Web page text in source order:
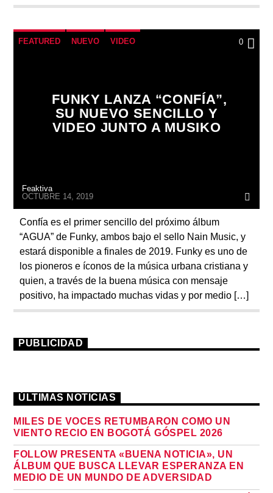
FEATURED NUEVO VIDEO 0
FUNKY LANZA “CONFÍA”,
SU NUEVO SENCILLO Y
VIDEO JUNTO A MUSIKO
Feaktiva
OCTUBRE 14, 2019
Confía es el primer sencillo del próximo álbum
“AGUA” de Funky, ambos bajo el sello Nain Music, y
estará disponible a finales de 2019. Funky es uno de
los pioneros e íconos de la música urbana cristiana y
quien, a través de la buena música con mensaje
positivo, ha impactado muchas vidas y por medio […]
PUBLICIDAD
ÚLTIMAS NOTICIAS
MILES DE VOCES RETUMBARON COMO UN
VIENTO RECIO EN BOGOTÁ GÓSPEL 2026
FOLLOW PRESENTA «BUENA NOTICIA», UN
ÁLBUM QUE BUSCA LLEVAR ESPERANZA EN
MEDIO DE UN MUNDO DE ADVERSIDAD